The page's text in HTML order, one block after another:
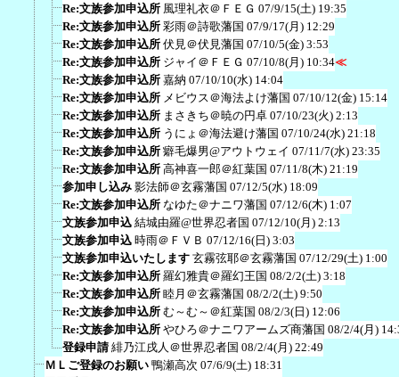
Re:文族参加申込所 風理礼衣＠ＦＥＧ 07/9/15(土) 19:35
Re:文族参加申込所 彩雨＠詩歌藩国 07/9/17(月) 12:29
Re:文族参加申込所 伏見＠伏見藩国 07/10/5(金) 3:53
Re:文族参加申込所 ジャイ＠ＦＥＧ 07/10/8(月) 10:34≪
Re:文族参加申込所 嘉納 07/10/10(水) 14:04
Re:文族参加申込所 メビウス＠海法よけ藩国 07/10/12(金) 15:14
Re:文族参加申込所 まさきち＠暁の円卓 07/10/23(火) 2:13
Re:文族参加申込所 うにょ＠海法避け藩国 07/10/24(水) 21:18
Re:文族参加申込所 癖毛爆男@アウトウェイ 07/11/7(水) 23:35
Re:文族参加申込所 高神喜一郎＠紅葉国 07/11/8(木) 21:19
参加申し込み 影法師＠玄霧藩国 07/12/5(水) 18:09
Re:文族参加申込所 なゆた＠ナニワ藩国 07/12/6(木) 1:07
文族参加申込 結城由羅@世界忍者国 07/12/10(月) 2:13
文族参加申込 時雨＠ＦＶＢ 07/12/16(日) 3:03
文族参加申込いたします 玄霧弦耶＠玄霧藩国 07/12/29(土) 1:00
Re:文族参加申込所 羅幻雅貴＠羅幻王国 08/2/2(土) 3:18
Re:文族参加申込所 睦月＠玄霧藩国 08/2/2(土) 9:50
Re:文族参加申込所 む～む～＠紅葉国 08/2/3(日) 12:06
Re:文族参加申込所 やひろ＠ナニワアームズ商藩国 08/2/4(月)
登録申請 緋乃江戌人＠世界忍者国 08/2/4(月) 22:49
ＭＬご登録のお願い 鴨瀬高次 07/6/9(土) 18:31